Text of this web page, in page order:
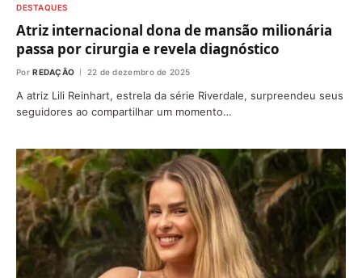
DESTAQUES
Atriz internacional dona de mansão milionária
passa por cirurgia e revela diagnóstico
Por REDAÇÃO 22 de dezembro de 2025
A atriz Lili Reinhart, estrela da série Riverdale, surpreendeu seus
seguidores ao compartilhar um momento…